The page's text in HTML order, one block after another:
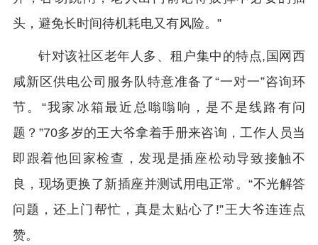
头，避免长时间待机耗电又有风险。”
针对该社区老年人多、租户集中的特点,国网西
咸新区供电公司服务队特意准备了“一对一”咨询环
节。“我家冰箱最近总嗡嗡响，是不是线路有问
题？”70多岁的王大爷拿着手册来咨询，工作人员当
即跟着他回家检查，发现是插座松动导致接触不
良，现场更换了新插座并测试用电正常。“不光解答
问题，还上门帮忙，真是太贴心了!”王大爷连连点
赞。